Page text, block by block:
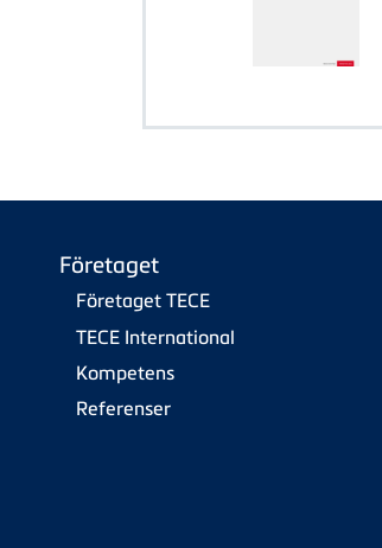
Företaget
Företaget TECE
TECE International
Kompetens
Referenser